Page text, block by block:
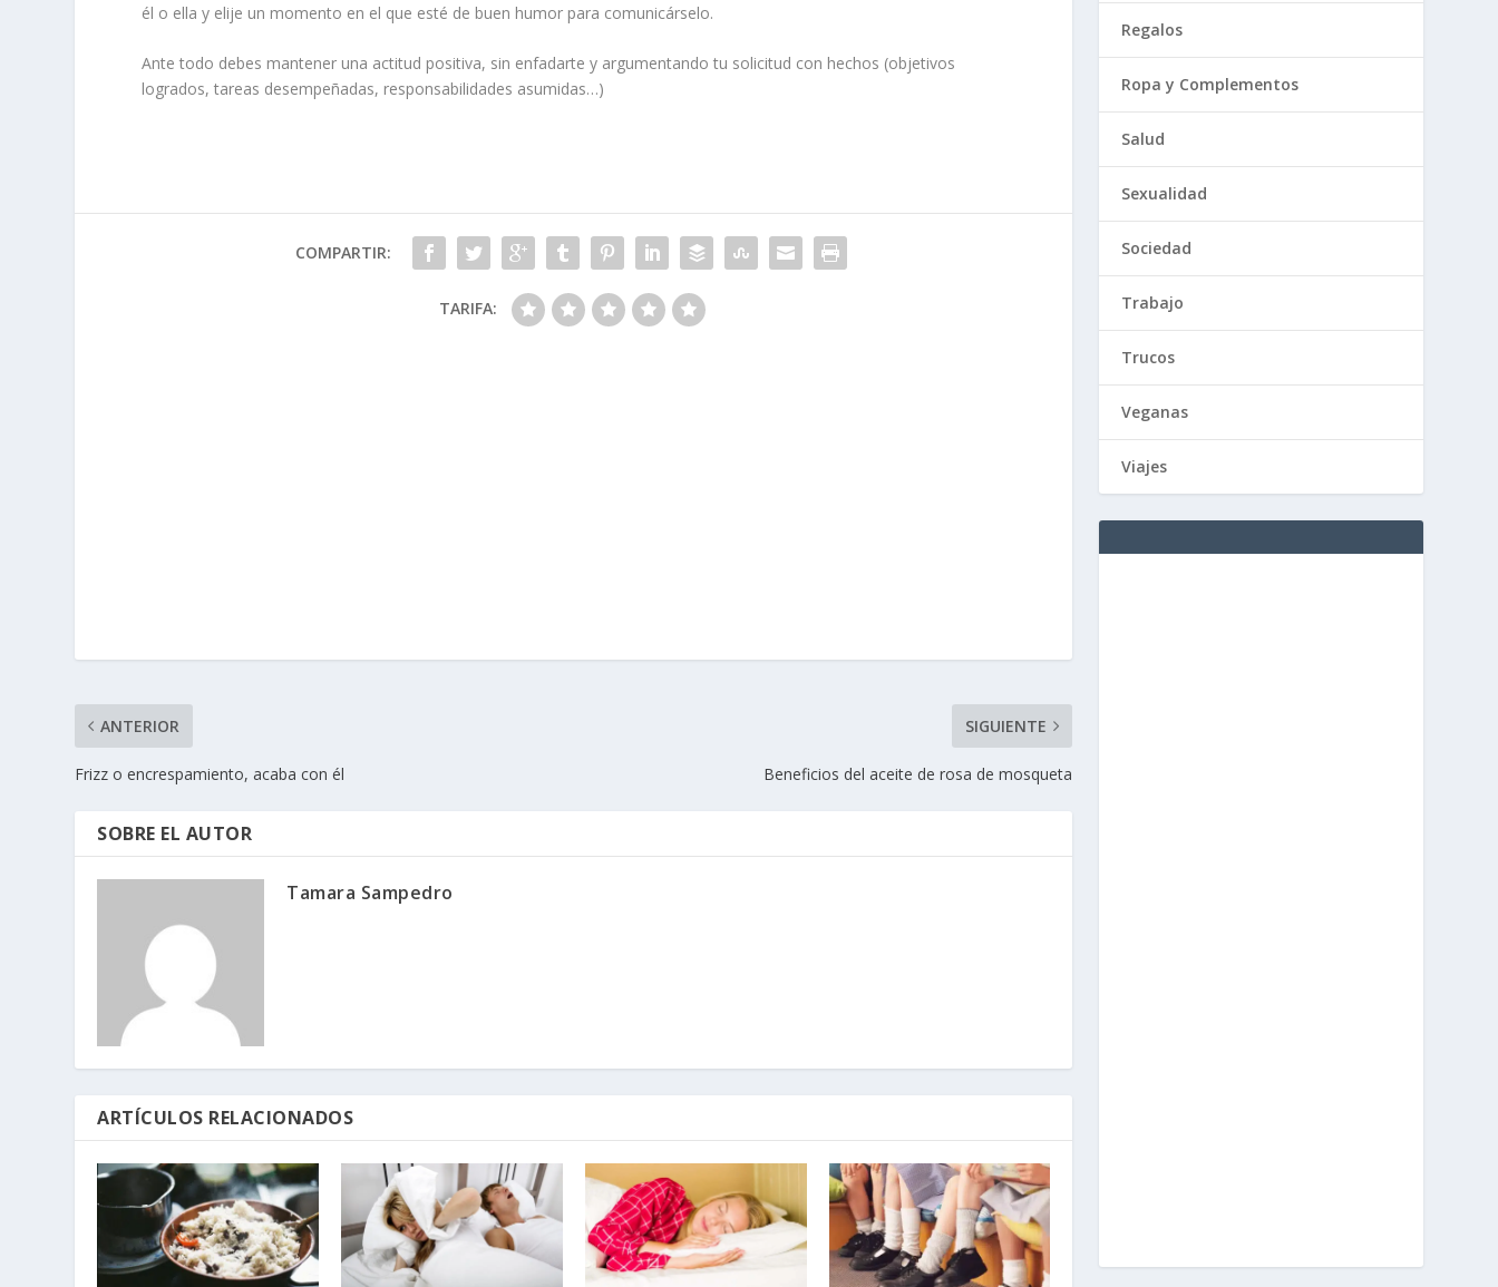
él o ella y elije un momento en el que esté de buen humor para comunicárselo.
Ante todo debes mantener una actitud positiva, sin enfadarte y argumentando tu solicitud con hechos (objetivos
logrados, tareas desempeñadas, responsabilidades asumidas…)
COMPARTIR:
TARIFA:
ANTERIOR
Frizz o encrespamiento, acaba con él
SIGUIENTE
Beneficios del aceite de rosa de mosqueta
SOBRE EL AUTOR
Tamara Sampedro
ARTÍCULOS RELACIONADOS
Regalos
Ropa y Complementos
Salud
Sexualidad
Sociedad
Trabajo
Trucos
Veganas
Viajes